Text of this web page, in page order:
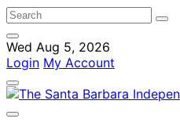
Wed Aug 5, 2026
Login My Account